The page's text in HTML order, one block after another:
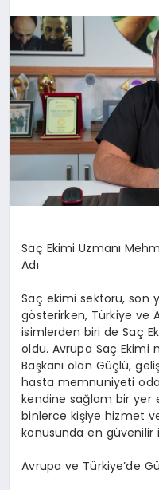
Saç Ekimi Uzmanı
Adı
Saç ekimi sektörü, son
gösterirken, Türkiye ve
isimlerden biri de Saç
oldu. Avrupa Saç Ekimi
Başkanı olan Güçlü,
hasta memnuniyeti
kendine sağlam bir yer
binlerce kişiye hizmet
konusunda en güvenilir
Avrupa ve Türkiye’de